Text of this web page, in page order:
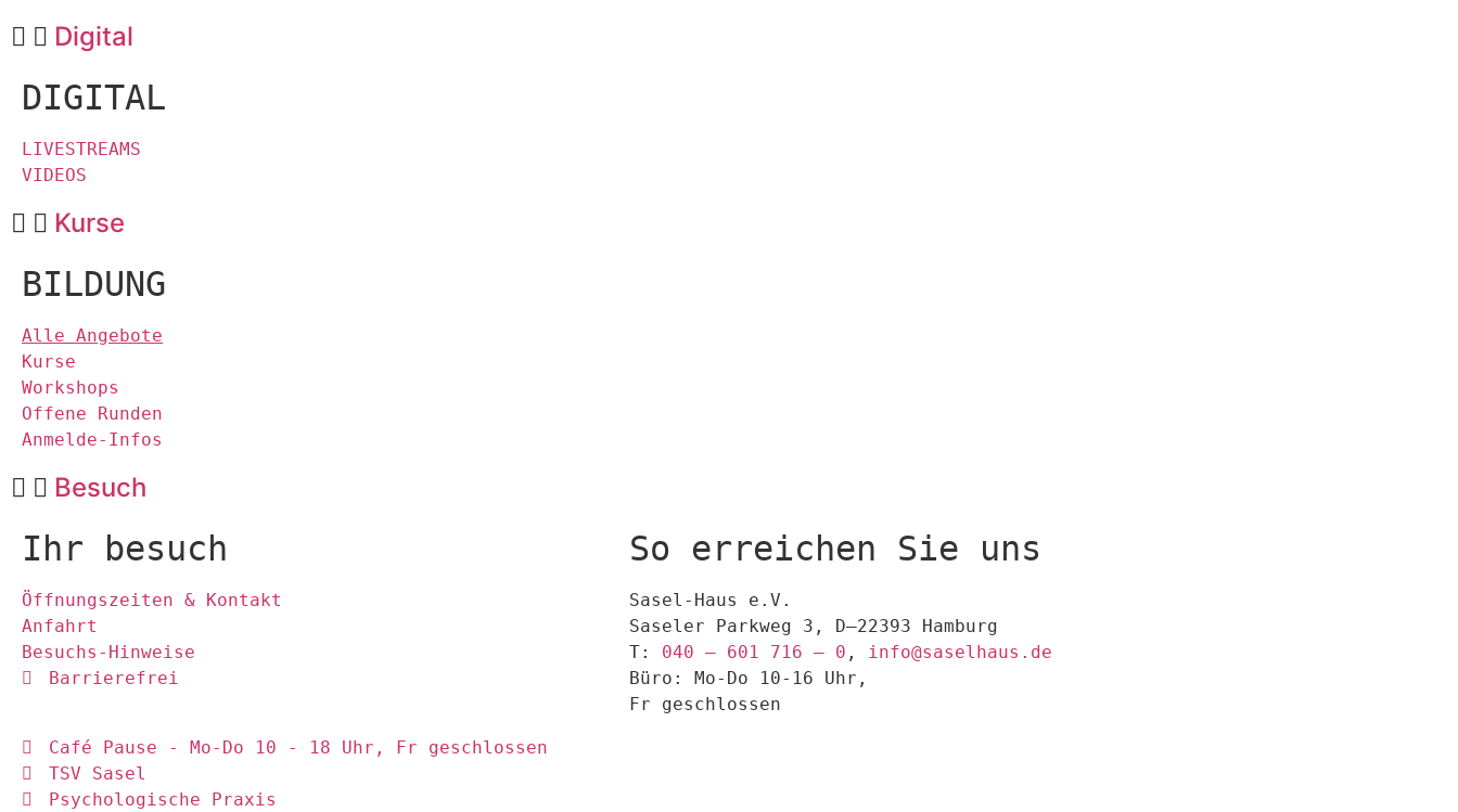
Digital
DIGITAL
LIVESTREAMS
VIDEOS
Kurse
BILDUNG
Alle Angebote
Kurse
Workshops
Offene Runden
Anmelde-Infos
Besuch
Ihr besuch
Öffnungszeiten & Kontakt
Anfahrt
Besuchs-Hinweise
Barrierefrei
Café Pause - Mo-Do 10 - 18 Uhr, Fr geschlossen
TSV Sasel
Psychologische Praxis
So erreichen Sie uns
Sasel-Haus e.V.
Saseler Parkweg 3, D–22393 Hamburg
T: 040 – 601 716 – 0 ,
info@saselhaus.de
Büro: Mo-Do 10-16 Uhr,
Fr geschlossen